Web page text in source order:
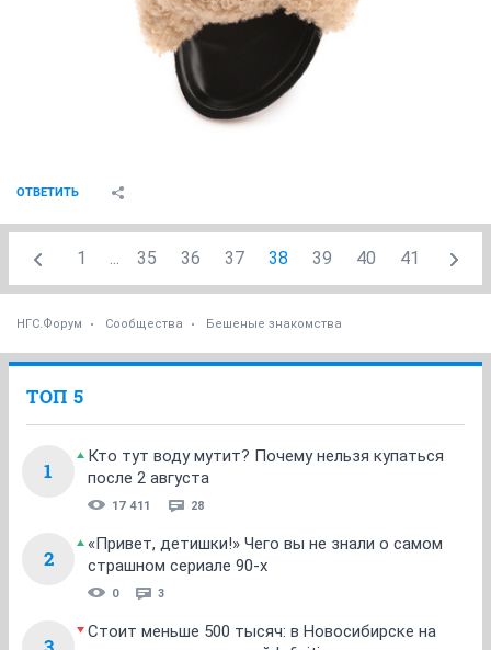
ОТВЕТИТЬ
1 ... 35 36 37 38 39 40 41
НГС.Форум Сообщества Бешеные знакомства
ТОП 5
1
Кто тут воду мутит? Почему нельзя купаться
после 2 августа
17 411 28
2
«Привет, детишки!» Чего вы не знали о самом
страшном сериале 90-х
0 3
Стоит меньше 500 тысяч: в Новосибирске на